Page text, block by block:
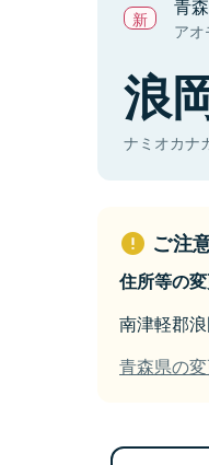
青
ア
浪
ナミオカナ
ご注
住所等の
南津軽郡
青森県の